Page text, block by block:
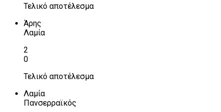
Τελικό αποτέλεσμα
Άρης
Λαμία
2
0
Τελικό αποτέλεσμα
Λαμία
Πανσερραϊκός